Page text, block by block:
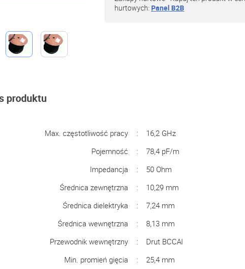
hurtowych: Panel B2B
produktu
Max. częstotliwość pracy :
16,2 GHz
Pojemność
:
78,4 pF/m
Impedancja
:
50 Ohm
Średnica zewnętrzna
:
10,29 mm
Średnica dielektryka
:
7,24 mm
Średnica wewnętrzna
:
8,13 mm
Przewodnik wewnętrzny
:
Drut BCCAl
Min. promień gięcia
:
25,4 mm